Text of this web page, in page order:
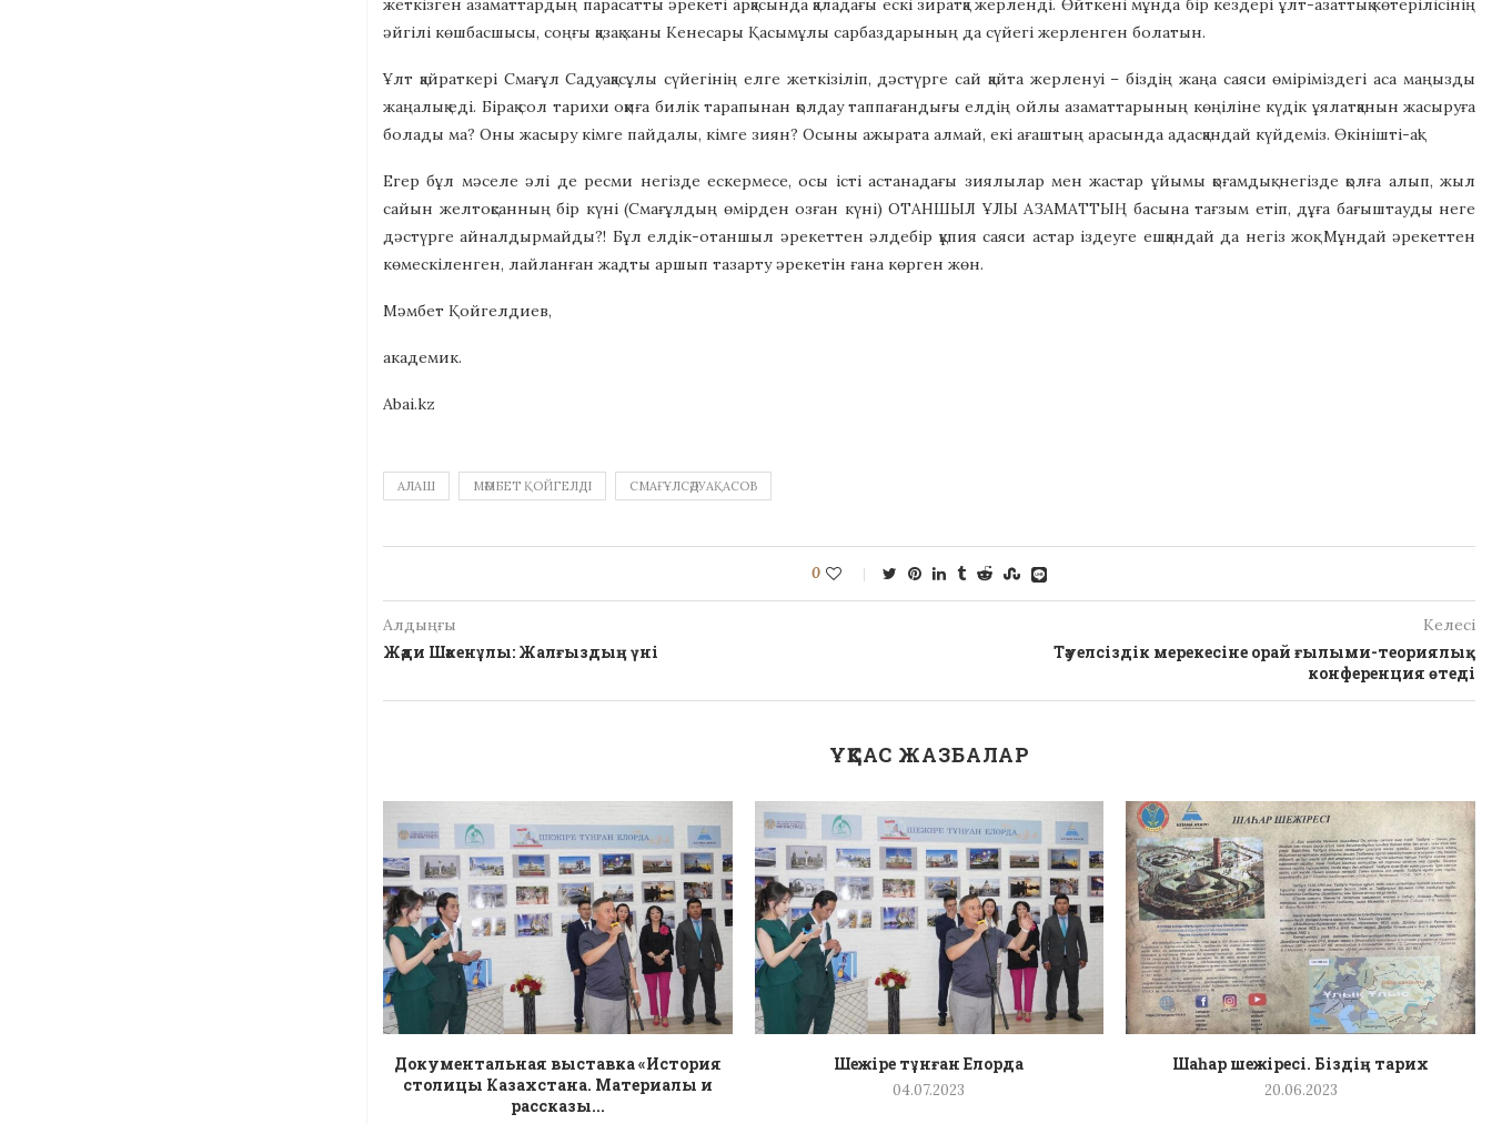
жеткізген азаматтардың парасатты әрекеті арқасында қаладағы ескі зиратқа жерленді. Өйткені мұнда бір кездері ұлт-азаттық көтерілісінің
әйгілі көшбасшысы, соңғы қазақ ханы Кенесары Қасымұлы сарбаздарының да сүйегі жерленген болатын.
Ұлт қайраткері Смағұл Садуақасұлы сүйегінің елге жеткізіліп, дәстүрге сай қайта жерленуі – біздің жаңа саяси өміріміздегі аса маңызды
жаңалық еді. Бірақ сол тарихи оқиға билік тарапынан қолдау таппағандығы елдің ойлы азаматтарының көңіліне күдік ұялатқанын жасыруға
болады ма? Оны жасыру кімге пайдалы, кімге зиян? Осыны ажырата алмай, екі ағаштың арасында адасқандай күйдеміз. Өкінішті-ақ!
Егер бұл мәселе әлі де ресми негізде ескермесе, осы істі астанадағы зиялылар мен жастар ұйымы қоғамдық негізде қолға алып, жыл
сайын желтоқсанның бір күні (Смағұлдың өмірден озған күні) ОТАНШЫЛ ҰЛЫ АЗАМАТТЫҢ басына тағзым етіп, дұға бағыштауды неге
дәстүрге айналдырмайды?! Бұл елдік-отаншыл әрекеттен әлдебір құпия саяси астар іздеуге ешқандай да негіз жоқ. Мұндай әрекеттен
көмескіленген, лайланған жадты аршып тазарту әрекетін ғана көрген жөн.
Мәмбет Қойгелдиев,
академик.
Abai.kz
АЛАШ МӘМБЕТ ҚОЙГЕЛДІ СМАҒҰЛСӘДУАҚАСОВ
0
Алдыңғы
Жәди Шәкенұлы: Жалғыздың үні
Келесі
Тәуелсіздік мерекесіне орай ғылыми-теориялық
конференция өтеді
ҰҚСАС ЖАЗБАЛАР
Документальная выставка «История
столицы Казахстана. Материалы и
рассказы...
Шежіре тұнған Елорда
04.07.2023
Шаһар шежіресі. Біздің тарих
20.06.2023